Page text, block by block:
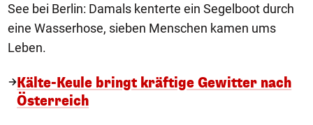
See bei Berlin: Damals kenterte ein Segelboot durch
eine Wasserhose, sieben Menschen kamen ums
Leben.
Kälte-Keule bringt kräftige Gewitter nach
Österreich